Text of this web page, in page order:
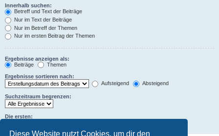
Diese Website nutzt Cookies, um dir den
Innerhalb suchen:
Betreff und Text der Beiträge
Nur im Text der Beiträge
Nur im Betreff der Themen
Nur im ersten Beitrag der Themen
Ergebnisse anzeigen als:
Beiträge
Themen
Ergebnisse sortieren nach:
Aufsteigend
Absteigend
Suchzeitraum begrenzen:
Die ersten: